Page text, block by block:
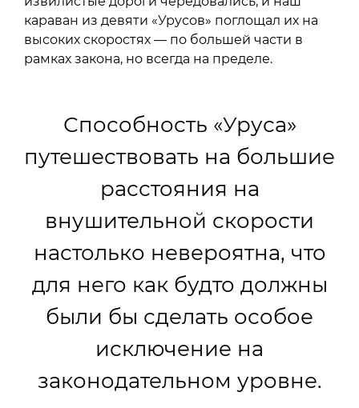
караван из девяти «Урусов» поглощал их на
высоких скоростях — по большей части в
рамках закона, но всегда на пределе.
Способность «Уруса»
путешествовать на большие
расстояния на
внушительной скорости
настолько невероятна, что
для него как будто должны
были бы сделать особое
исключение на
законодательном уровне.